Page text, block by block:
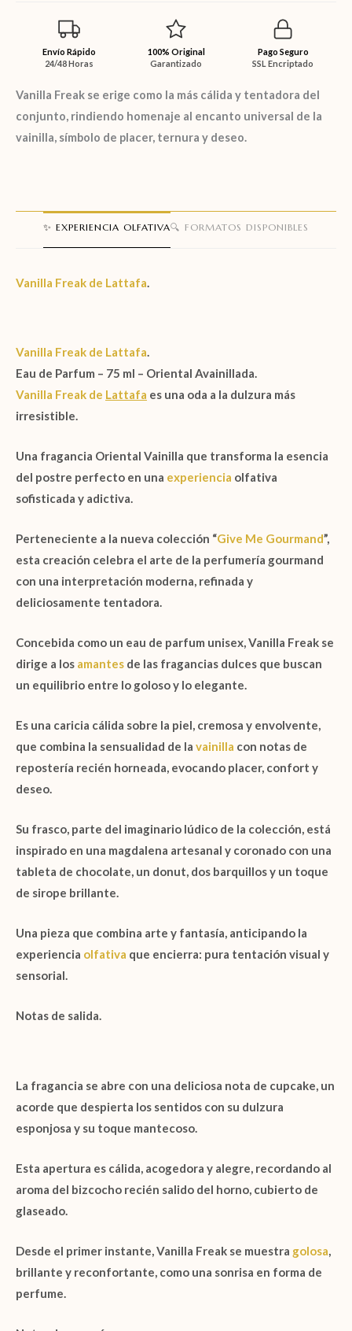
Envío Rápido
24/48 Horas
100% Original
Garantizado
Pago Seguro
SSL Encriptado
Vanilla Freak se erige como la más cálida y tentadora del
conjunto, rindiendo homenaje al encanto universal de la
vainilla, símbolo de placer, ternura y deseo.
✨ EXPERIENCIA OLFATIVA🔍 FORMATOS DISPONIBLES
Vanilla Freak de Lattafa
Vanilla Freak de Lattafa.
Eau de Parfum – 75 ml – Oriental Avainillada.
Vanilla Freak de Lattafa es una oda a la dulzura más
irresistible.
Una fragancia Oriental Vainilla que transforma la esencia
del postre perfecto en una experiencia olfativa
sofisticada y adictiva.
Perteneciente a la nueva colección “Give Me Gourmand”,
esta creación celebra el arte de la perfumería gourmand
con una interpretación moderna, refinada y
deliciosamente tentadora.
Concebida como un eau de parfum unisex,Vanilla Freak se
dirige a los amantes de las fragancias dulces que buscan
un equilibrio entre lo goloso y lo elegante.
Es una caricia cálida sobre la piel, cremosa y envolvente,
que combina la sensualidad de la vainilla con notas de
repostería recién horneada, evocando placer, confort y
deseo.
Su frasco, parte del imaginario lúdico de la colección, está
inspirado en una magdalena artesanal y coronado con una
tableta de chocolate, un donut, dos barquillos y un toque
de sirope brillante.
Una pieza que combina arte y fantasía, anticipando la
experiencia olfativa que encierra: pura tentación visual y
sensorial.
Notas de salida.
La fragancia se abre con una deliciosa nota de cupcake , un
acorde que despierta los sentidos con su dulzura
esponjosa y su toque mantecoso.
Esta apertura es cálida, acogedora y alegre, recordando al
aroma del bizcocho recién salido del horno, cubierto de
glaseado.
Desde el primer instante, Vanilla Freak se muestra golosa
brillante y reconfortante, como una sonrisa en forma de
perfume.